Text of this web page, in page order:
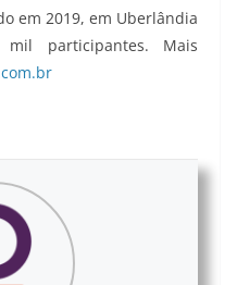
em 2019, em Uberlândia
participantes. Mais